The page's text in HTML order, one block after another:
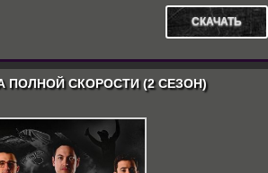
СКАЧАТЬ
ПОЛНОЙ СКОРОСТИ (2 СЕЗОН)